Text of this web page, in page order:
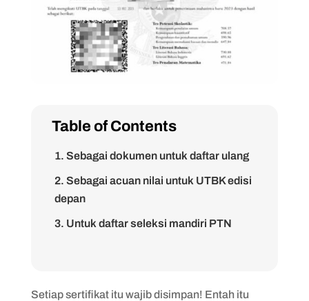
Table of Contents
1. Sebagai dokumen untuk daftar ulang
2. Sebagai acuan nilai untuk UTBK edisi
depan
3. Untuk daftar seleksi mandiri PTN
swasta (PTS)
Setiap sertifikat itu wajib disimpan! Entah itu